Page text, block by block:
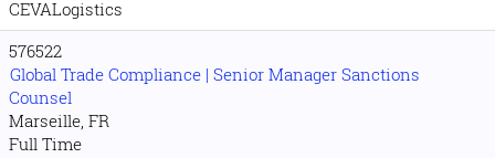
CEVALogistics
576522
Global Trade Compliance | Senior Manager Sanctions
Counsel
Marseille, FR
Full Time